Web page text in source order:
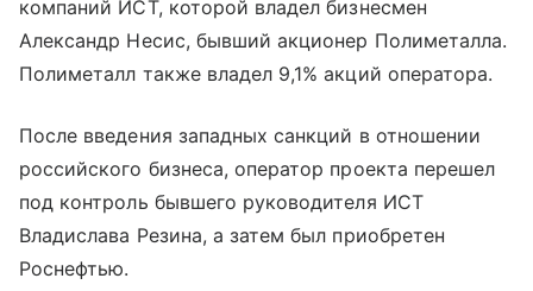
компаний ИСТ, которой владел бизнесмен
Александр Несис, бывший акционер Полиметалла.
Полиметалл также владел 9,1% акций оператора.
После введения западных санкций в отношении
российского бизнеса, оператор проекта перешел
под контроль бывшего руководителя ИСТ
Владислава Резина, а затем был приобретен
Роснефтью.